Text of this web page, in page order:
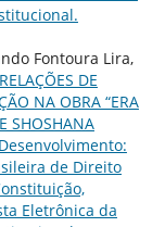
Fontoura Lira,
DE
NA OBRA “ERA
SHOSHANA
de Direito
Eletrônica da